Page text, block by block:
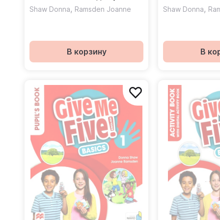
Shaw Donna, Ramsden Joanne
В корзину
Shaw Donna,
В